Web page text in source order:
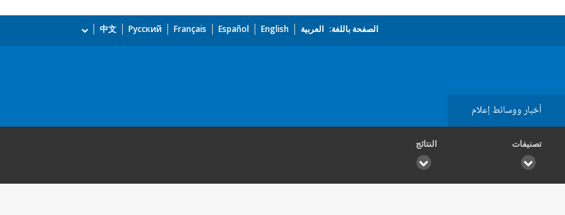
الصفحة باللغة: العربية English
Español
Français
Русский
中文
أخبار ووسائط إعلام
تصنيفات النتائج